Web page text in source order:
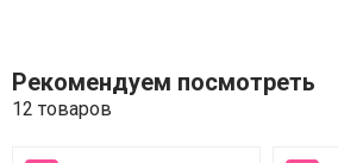
Рекомендуем посмотреть
12 товаров